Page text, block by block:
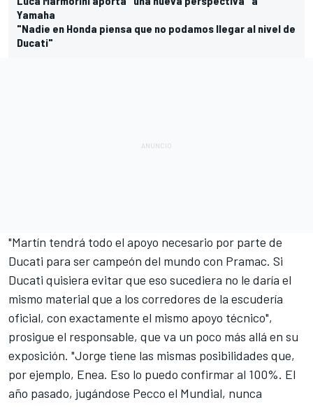
Yamaha
"Nadie en Honda piensa que no podamos llegar al nivel de
Ducati"
"Martín tendrá todo el apoyo necesario por parte de
Ducati para ser campeón del mundo con Pramac. Si
Ducati quisiera evitar que eso sucediera no le daría el
mismo material que a los corredores de la escudería
oficial, con exactamente el mismo apoyo técnico",
prosigue el responsable, que va un poco más allá en su
exposición. "Jorge tiene las mismas posibilidades que,
por ejemplo, Enea. Eso lo puedo confirmar al 100%. El
año pasado, jugándose Pecco el Mundial, nunca